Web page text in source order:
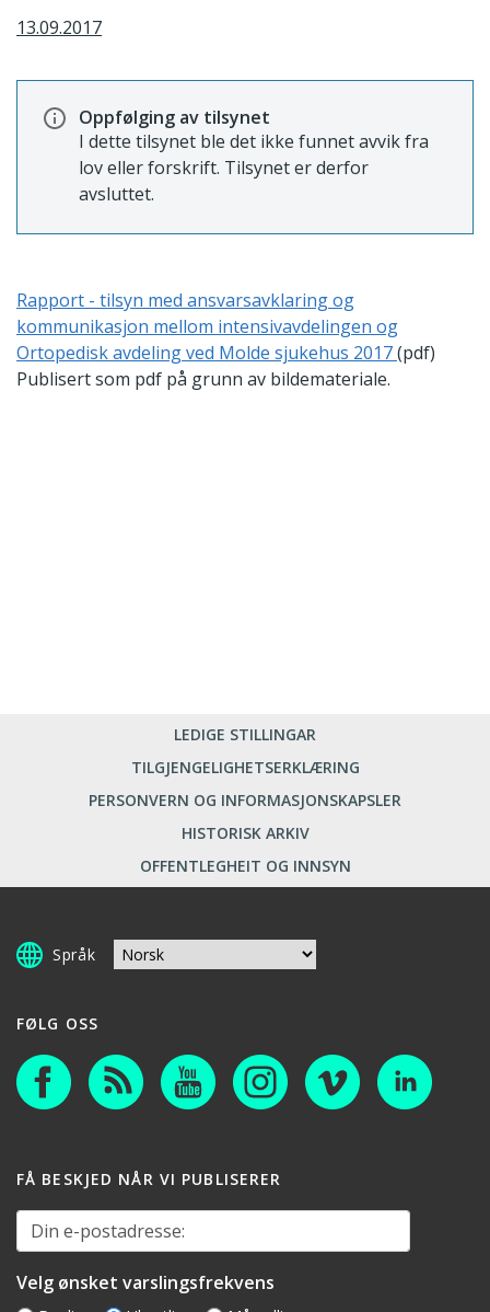
13.09.2017
Oppfølging av tilsynet
I dette tilsynet ble det ikke funnet avvik fra
lov eller forskrift. Tilsynet er derfor
avsluttet.
Rapport - tilsyn med ansvarsavklaring og
kommunikasjon mellom intensivavdelingen og
Ortopedisk avdeling ved Molde sjukehus 2017(pdf)
Publisert som pdf på grunn av bildemateriale.
LEDIGE STILLINGAR
TILGJENGELIGHETSERKLÆRING
PERSONVERN OG INFORMASJONSKAPSLER
HISTORISK ARKIV
OFFENTLEGHEIT OG INNSYN
Språk
FØLG OSS
FÅ BESKJED NÅR VI PUBLISERER
Din e-postadresse:
Velg ønsket varslingsfrekvens